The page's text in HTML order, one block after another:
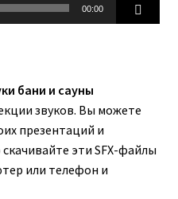
00:00
бани и сауны
звуков. Вы можете
презентаций и
эти SFX-файлы
или телефон и